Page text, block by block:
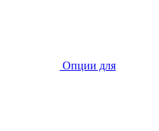
Опции для